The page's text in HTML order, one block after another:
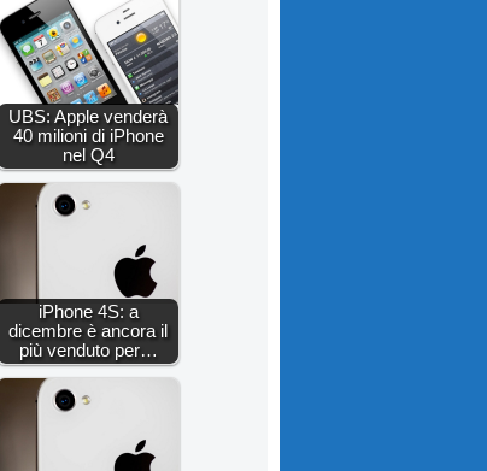
UBS: Apple venderà
40 milioni di iPhone
nel Q4
iPhone 4S: a
dicembre è ancora il
più venduto per…